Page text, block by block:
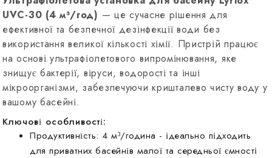
UVC-30 (4 м³/год) — це сучасне рішення для
ефективної та безпечної дезінфекції води без
використання великої кількості хімії. Пристрій працює
на основі ультрафіолетового випромінювання, яке
знищує бактерії, віруси, водорості та інші
мікроорганізми, забезпечуючи кришталево чисту воду у
вашому басейні.
Ключові особливості:
Продуктивність: 4 м³/година - ідеально підходить
для приватних басейнів малої та середньої ємності